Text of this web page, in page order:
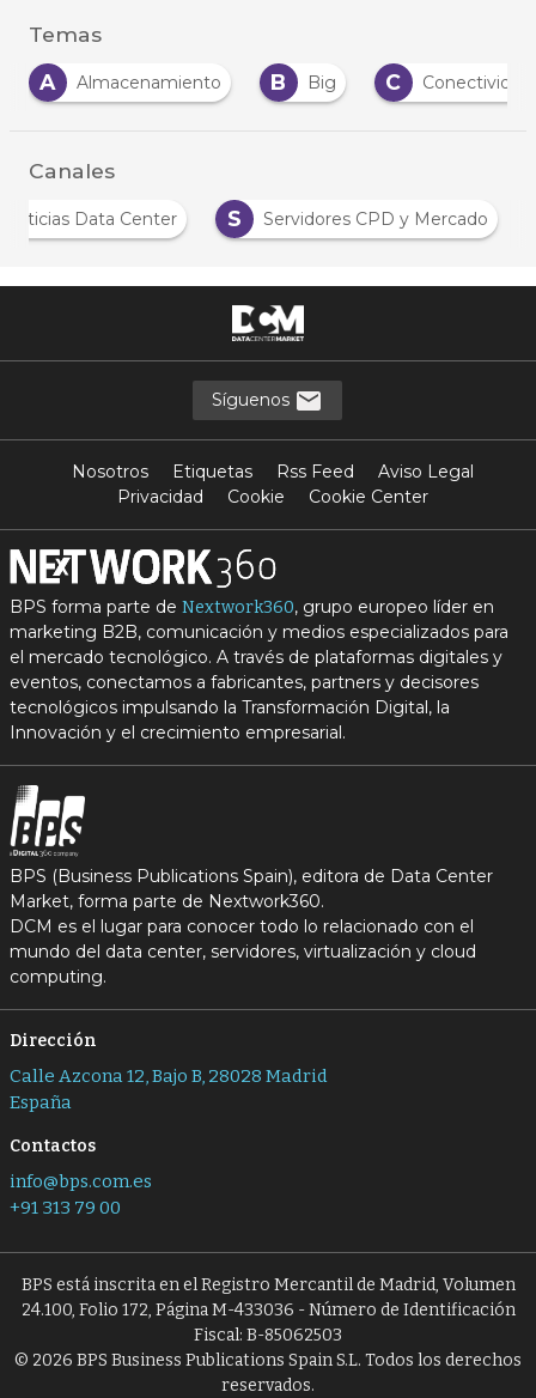
Temas
A
Almacenamiento B Big C Conectividad
Canales
Noticias Data Center S Servidores CPD y Mercado
Síguenos
Nosotros Etiquetas Rss Feed
Aviso Legal
Privacidad
Cookie Cookie Center
BPS forma parte de Nextwork360, grupo europeo líder en
marketing B2B, comunicación y medios especializados para
el mercado tecnológico. A través de plataformas digitales y
eventos, conectamos a fabricantes, partners y decisores
tecnológicos impulsando la Transformación Digital, la
Innovación y el crecimiento empresarial.
BPS (Business Publications Spain), editora de Data Center
Market, forma parte de Nextwork360.
DCM es el lugar para conocer todo lo relacionado con el
mundo del data center, servidores, virtualización y cloud
computing.
Dirección
Calle Azcona 12, Bajo B, 28028 Madrid
España
Contactos
info@bps.com.es
+91 313 79 00
BPS está inscrita en el Registro Mercantil de Madrid, Volumen
24.100, Folio 172, Página M-433036 - Número de Identificación
Fiscal: B-85062503
© 2026 BPS Business Publications Spain S.L. Todos los derechos
reservados.